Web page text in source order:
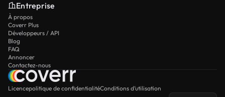
Entreprise
À propos
Coverr Plus
Développeurs / API
Blog
FAQ
Annoncer
Contactez-nous
Licencepolitique de confidentialitéConditions d’utilisation